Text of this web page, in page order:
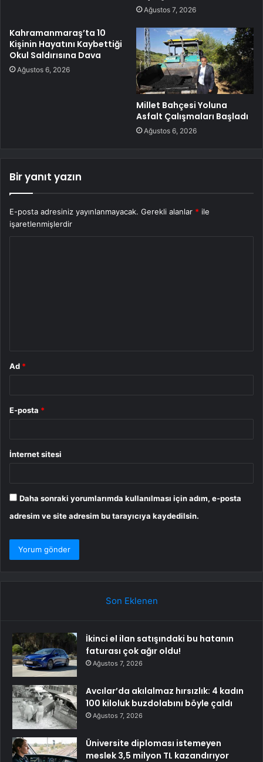
Ağustos 7, 2026
Kahramanmaraş’ta 10
Kişinin Hayatını Kaybettiği
Okul Saldırısına Dava
Ağustos 6, 2026
Millet Bahçesi Yoluna
Asfalt Çalışmaları Başladı
Ağustos 6, 2026
Bir yanıt yazın
E-posta adresiniz yayınlanmayacak. Gerekli alanlar * ile
işaretlenmişlerdir
Ad *
E-posta *
İnternet sitesi
Daha sonraki yorumlarımda kullanılması için adım, e-posta
adresim ve site adresim bu tarayıcıya kaydedilsin.
Son Eklenen
İkinci el ilan satışındaki bu hatanın
faturası çok ağır oldu!
Ağustos 7, 2026
Avcılar’da akılalmaz hırsızlık: 4 kadın
100 kiloluk buzdolabını böyle çaldı
Ağustos 7, 2026
Üniversite diploması istemeyen
meslek 3,5 milyon TL kazandırıyor